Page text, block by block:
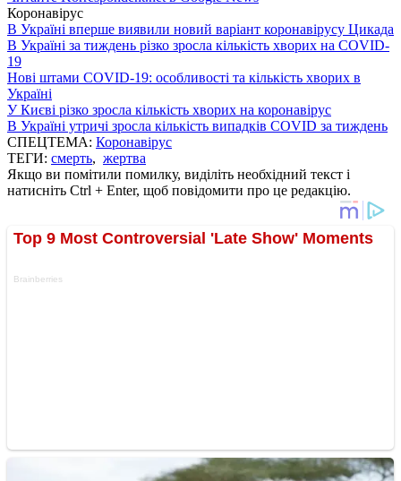
Коронавірус
В Україні вперше виявили новий варіант коронавірусу Цикада
В Україні за тиждень різко зросла кількість хворих на COVID-
19
Нові штами COVID-19: особливості та кількість хворих в
Україні
У Києві різко зросла кількість хворих на коронавірус
В Україні утричі зросла кількість випадків COVID за тиждень
СПЕЦТЕМА: Коронавірус
ТЕГИ: смерть, жертва
Якщо ви помітили помилку, виділіть необхідний текст і
натисніть Ctrl + Enter, щоб повідомити про це редакцію.